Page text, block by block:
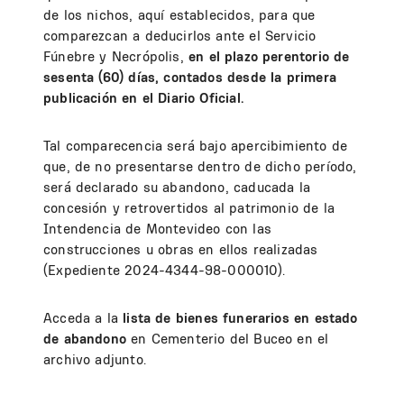
de los nichos, aquí establecidos, para que
comparezcan a deducirlos ante el Servicio
Fúnebre y Necrópolis, en el plazo perentorio de
sesenta (60) días, contados desde la primera
publicación en el Diario Oficial.
Tal comparecencia será bajo apercibimiento de
que, de no presentarse dentro de dicho período,
será declarado su abandono, caducada la
concesión y retrovertidos al patrimonio de la
Intendencia de Montevideo con las
construcciones u obras en ellos realizadas
(Expediente 2024-4344-98-000010).
Acceda a la lista de bienes funerarios en estado
de abandonoen Cementerio del Buceo en el
archivo adjunto.